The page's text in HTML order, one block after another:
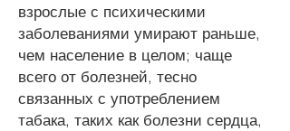
взрослые с психическими
заболеваниями умирают раньше,
чем население в целом; чаще
всего от болезней, тесно
связанных с употреблением
табака, таких как болезни сердца,